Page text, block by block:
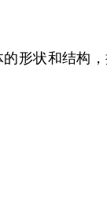
形状和结构